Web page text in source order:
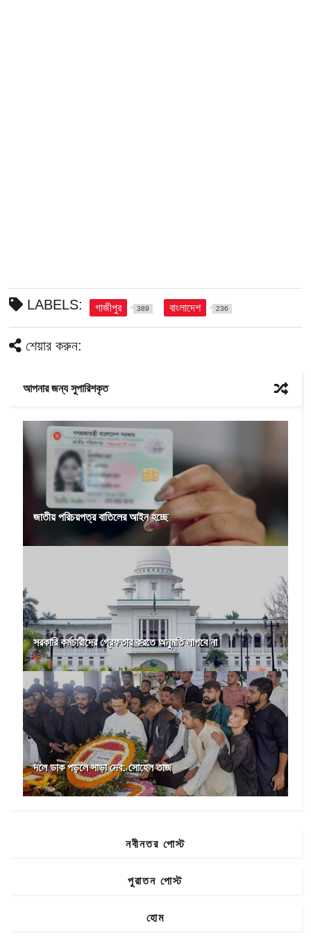
LABELS: গাজীপুর 389 বাংলাদেশ 236
শেয়ার করুন:
আপনার জন্য সুপারিশকৃত
জাতীয় পরিচয়পত্র বাতিলের আইন হচ্ছে
সরকারি কর্মচারীদের গ্রেফতার করতে অনুমতি লাগবে না
দলে ডাক পড়লে সাড়া দেব: সোহেল তাজ
নবীনতর পোস্ট
পুরাতন পোস্ট
হোম